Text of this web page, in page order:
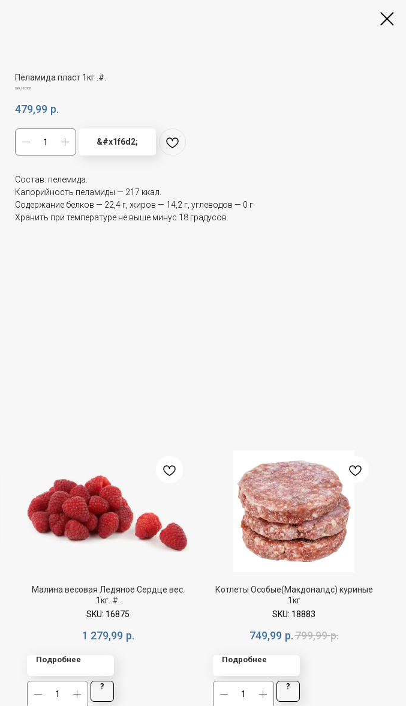
Пеламида пласт 1кг .#.
SKU:20751
479,99 р.
&#x1f6d2;
Состав: пелемида.
Калорийность пеламиды — 217 ккал.
Содержание белков — 22,4 г, жиров — 14,2 г, углеводов — 0 г
Хранить при температуре не выше минус 18 градусов
Малина весовая Ледяное Сердце вес.
1кг .#.
SKU: 16875
1 279,99 р.
Подробнее
?
Котлеты Особые(Макдоналдс) куриные
1кг
SKU: 18883
749,99 р.799,99 р.
Подробнее
?